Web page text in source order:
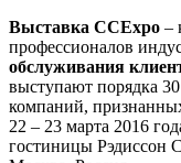
Выставка CCExpo –
профессионалов
обслуживания
выступают порядка
компаний,
22 – 23 марта 2016
гостиницы Рэдиссон